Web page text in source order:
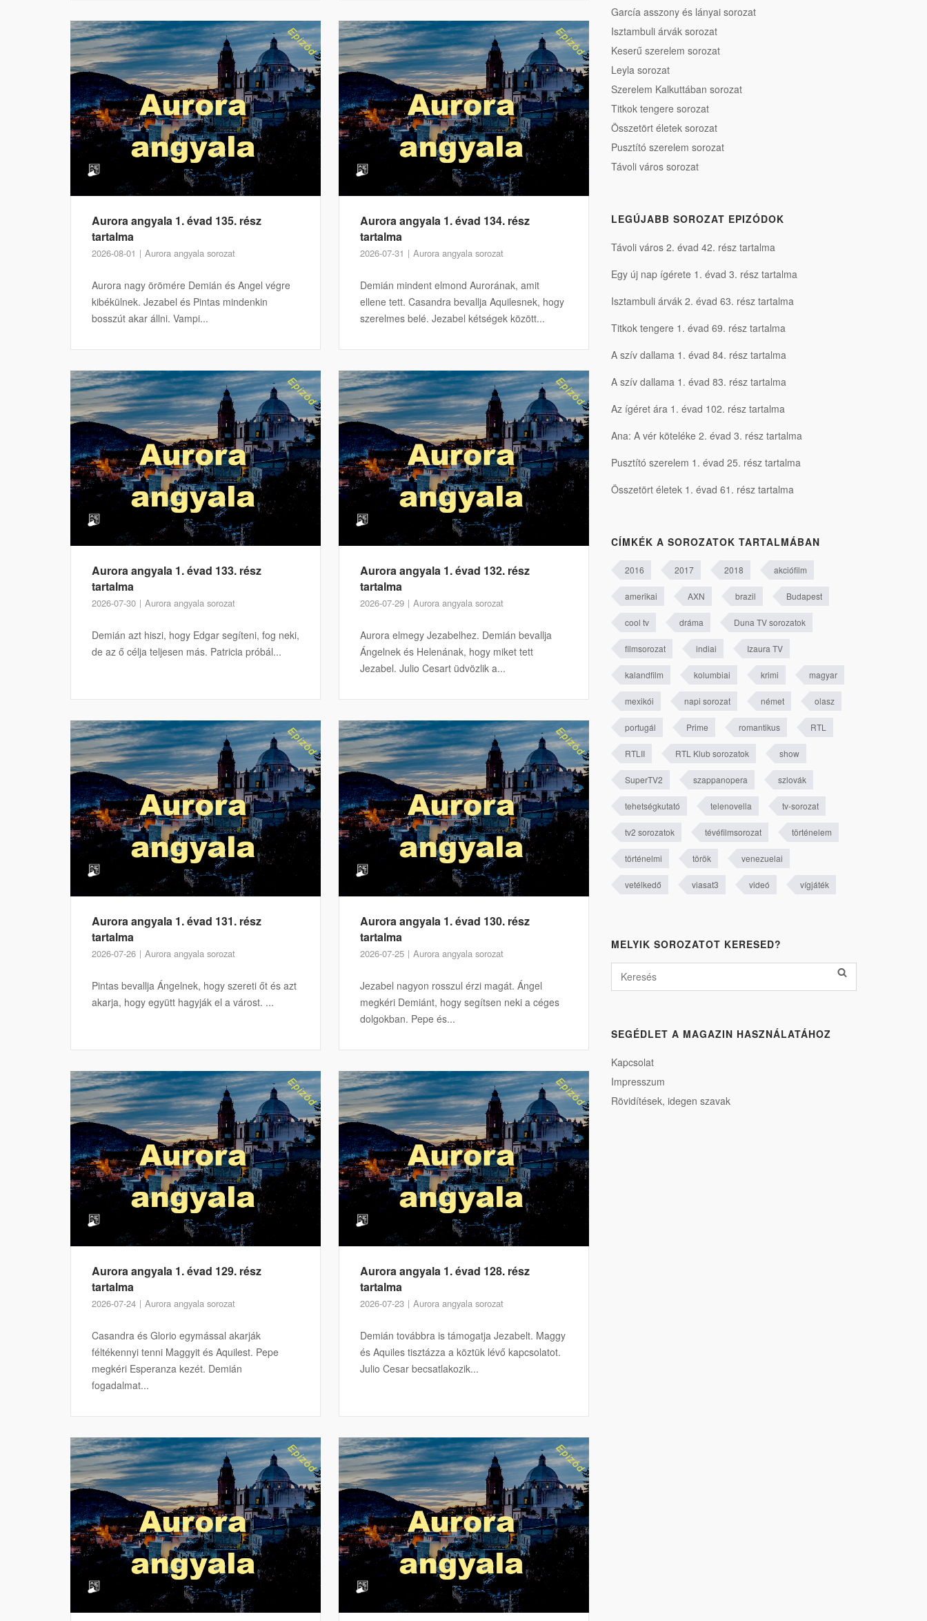
Aurora angyala 1. évad 135. rész
tartalma
2026-08-01 Aurora angyala sorozat
Aurora nagy örömére Demián és Angel végre
kibékülnek. Jezabel és Pintas mindenkin
bosszút akar állni. Vampi...
Aurora angyala 1. évad 134. rész
tartalma
2026-07-31 Aurora angyala sorozat
Demián mindent elmond Aurorának, amit
ellene tett. Casandra bevallja Aquilesnek, hogy
szerelmes belé. Jezabel kétségek között...
Aurora angyala 1. évad 133. rész
tartalma
2026-07-30 Aurora angyala sorozat
Demián azt hiszi, hogy Edgar segíteni, fog neki,
de az ő célja teljesen más. Patricia próbál...
Aurora angyala 1. évad 132. rész
tartalma
2026-07-29 Aurora angyala sorozat
Aurora elmegy Jezabelhez. Demián bevallja
Ángelnek és Helenának, hogy miket tett
Jezabel. Julio Cesart üdvözlik a...
Aurora angyala 1. évad 131. rész
tartalma
2026-07-26 Aurora angyala sorozat
Pintas bevallja Ángelnek, hogy szereti őt és azt
akarja, hogy együtt hagyják el a várost. ...
Aurora angyala 1. évad 130. rész
tartalma
2026-07-25 Aurora angyala sorozat
Jezabel nagyon rosszul érzi magát. Ángel
megkéri Demiánt, hogy segítsen neki a céges
dolgokban. Pepe és...
Aurora angyala 1. évad 129. rész
tartalma
2026-07-24 Aurora angyala sorozat
Casandra és Glorio egymással akarják
féltékennyi tenni Maggyit és Aquilest. Pepe
megkéri Esperanza kezét. Demián
fogadalmat...
Aurora angyala 1. évad 128. rész
tartalma
2026-07-23 Aurora angyala sorozat
Demián továbbra is támogatja Jezabelt. Maggy
és Aquiles tisztázza a köztük lévő kapcsolatot.
Julio Cesar becsatlakozik...
García asszony és lányai sorozat
Isztambuli árvák sorozat
Keserű szerelem sorozat
Leyla sorozat
Szerelem Kalkuttában sorozat
Titkok tengere sorozat
Összetört életek sorozat
Pusztító szerelem sorozat
Távoli város sorozat
LEGÚJABB SOROZAT EPIZÓDOK
Távoli város 2. évad 42. rész tartalma
Egy új nap ígérete 1. évad 3. rész tartalma
Isztambuli árvák 2. évad 63. rész tartalma
Titkok tengere 1. évad 69. rész tartalma
A szív dallama 1. évad 84. rész tartalma
A szív dallama 1. évad 83. rész tartalma
Az ígéret ára 1. évad 102. rész tartalma
Ana: A vér köteléke 2. évad 3. rész tartalma
Pusztító szerelem 1. évad 25. rész tartalma
Összetört életek 1. évad 61. rész tartalma
CÍMKÉK A SOROZATOK TARTALMÁBAN
2016 2017 2018 akciófilm
amerikai AXN brazil Budapest
cool tv dráma Duna TV sorozatok
filmsorozat indiai Izaura TV
kalandfilm kolumbiai krimi magyar
mexikói napi sorozat német olasz
portugál Prime romantikus RTL
RTLII RTL Klub sorozatok show
SuperTV2 szappanopera szlovák
tehetségkutató telenovella tv-sorozat
tv2 sorozatok tévéfilmsorozat történelem
történelmi török venezuelai
vetélkedő viasat3 videó vígjáték
MELYIK SOROZATOT KERESED?
SEGÉDLET A MAGAZIN HASZNÁLATÁHOZ
Kapcsolat
Impresszum
Rövidítések, idegen szavak